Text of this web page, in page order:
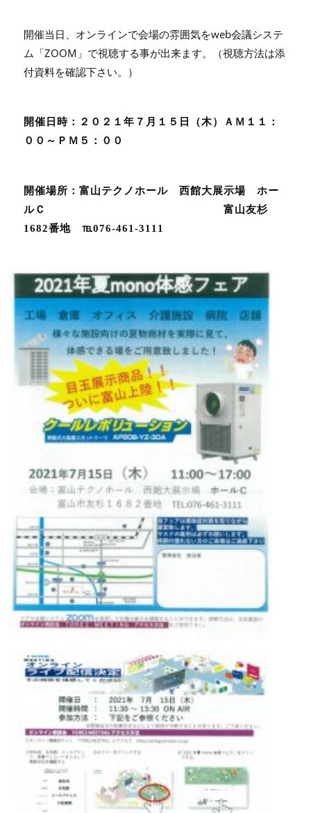
開催当日、オンラインで会場の雰囲気をweb会議システ
ム「ZOOM」で視聴する事が出来ます。（視聴方法は添
付資料を確認下さい。）
開催日時：２０２１年７月１５日（木）ＡＭ１１：
００～ＰＭ５：００
開催場所：富山テクノホール 西館大展示場 ホー
ルＣ 富山友杉
1682番地 ℡076-461-3111